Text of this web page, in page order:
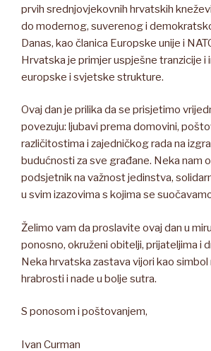
prvih srednjovjekovnih hrvatskih
do modernog, suverenog i
Danas, kao članica Europske unije i
Hrvatska je primjer uspješne tranzicije i
europske i svjetske strukture.
Ovaj dan je prilika da se prisjetimo
povezuju: ljubavi prema domovini,
različitostima i zajedničkog rada na
budućnosti za sve građane. Neka nam
podsjetnik na važnost jedinstva,
u svim izazovima s kojima se
Želimo vam da proslavite ovaj dan u
ponosno, okruženi obitelji, prijateljima i
Neka hrvatska zastava vijori kao
hrabrosti i nade u bolje sutra.
S ponosom i poštovanjem,
Ivan Curman